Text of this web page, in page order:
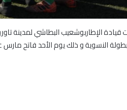
قيادة الإطاربوشعيب البطاشي لمدينة
النسوية و ذلك يوم الأحد فاتح